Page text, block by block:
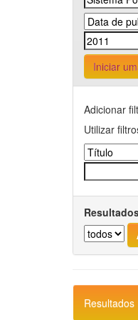
Iniciar
Adicionar
Utilizar
Resultados